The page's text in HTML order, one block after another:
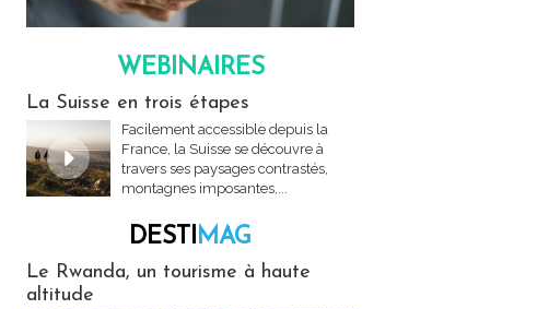
WEBINAIRES
La Suisse en trois étapes
Facilement accessible depuis la
France, la Suisse se découvre à
travers ses paysages contrastés,
montagnes imposantes,...
DESTIMAG
Le Rwanda, un tourisme à haute
altitude